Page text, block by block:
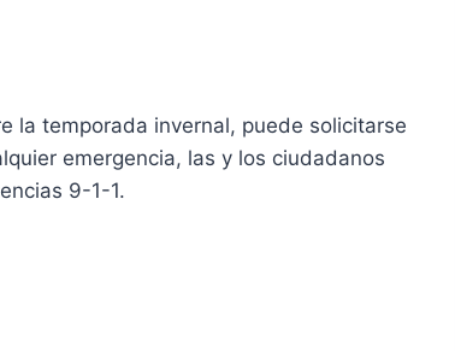
la temporada invernal, puede solicitarse
emergencia, las y los ciudadanos
9-1-1.